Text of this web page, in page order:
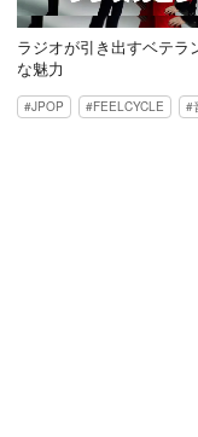
ラジオが引き出すベテラ
な魅力
JPOP FEELCYCLE